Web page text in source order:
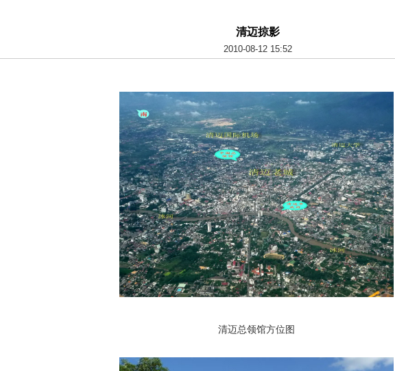
清迈掠影
2010-08-12 15:52
清迈总领馆方位图